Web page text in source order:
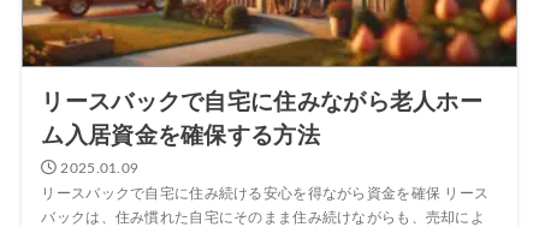
リースバックで自宅に住みながら老人ホー
ム入居資金を確保する方法
2025.01.09
リースバックで自宅に住み続ける安心を得ながら資金を確保 リース
バックは、住み慣れた自宅にそのまま住み続けながらも、売却によ